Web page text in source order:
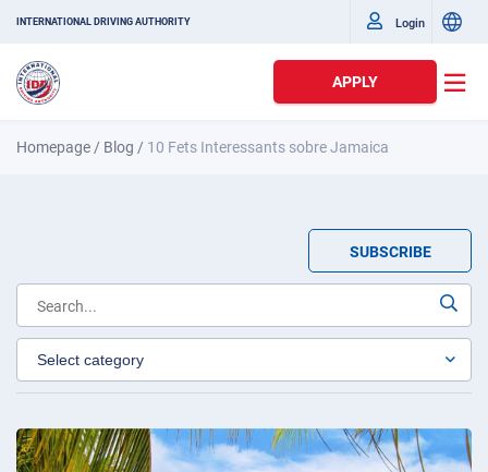
INTERNATIONAL DRIVING AUTHORITY Login
APPLY
Homepage / Blog / 10 Fets Interessants sobre Jamaica
SUBSCRIBE